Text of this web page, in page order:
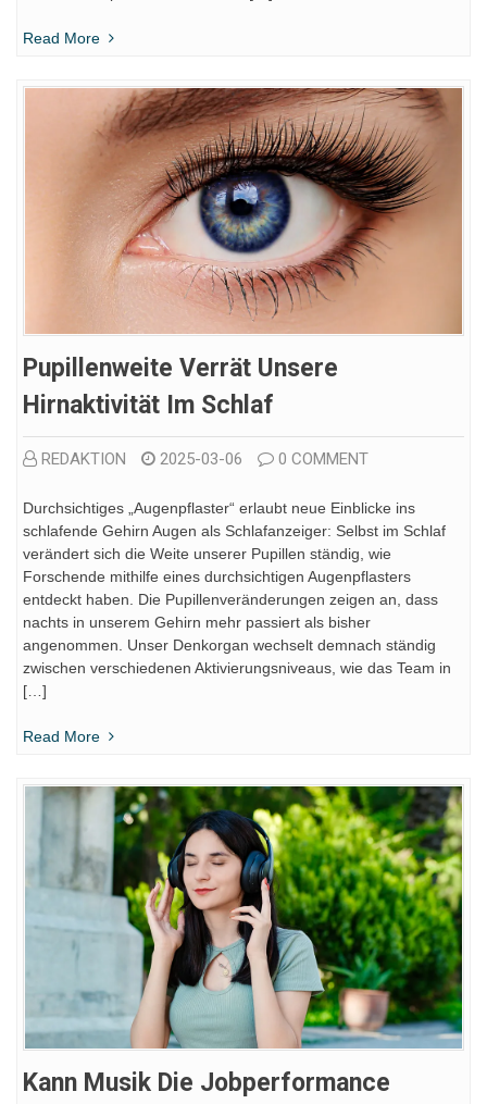
Read More
Pupillenweite Verrät Unsere
Hirnaktivität Im Schlaf
REDAKTION 2025-03-06 0 COMMENT
Durchsichtiges „Augenpflaster“ erlaubt neue Einblicke ins
schlafende Gehirn Augen als Schlafanzeiger: Selbst im Schlaf
verändert sich die Weite unserer Pupillen ständig, wie
Forschende mithilfe eines durchsichtigen Augenpflasters
entdeckt haben. Die Pupillenveränderungen zeigen an, dass
nachts in unserem Gehirn mehr passiert als bisher
angenommen. Unser Denkorgan wechselt demnach ständig
zwischen verschiedenen Aktivierungsniveaus, wie das Team in
[…]
Read More
Kann Musik Die Jobperformance